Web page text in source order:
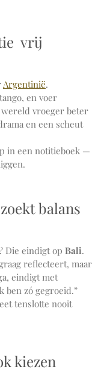
vrij
Argentinië.
en voer
vroeger beter
en een scheut
in een notitieboek —
balans
Die eindigt op Bali.
reflecteert, maar
eindigt met
ben zó gegroeid.”
tenslotte nooit
kiezen